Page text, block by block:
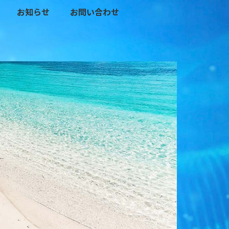
お知らせ お問い合わせ